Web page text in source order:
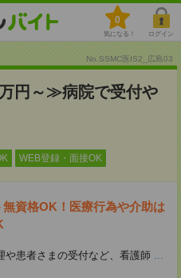
0
気になる！ ログイン
No.SSMC医IS2_広島03
円～≫病院で受付や
WEB登録・面接OK
無資格OK！医療行為や介助は
や患者さまの受付など、看護師 ...